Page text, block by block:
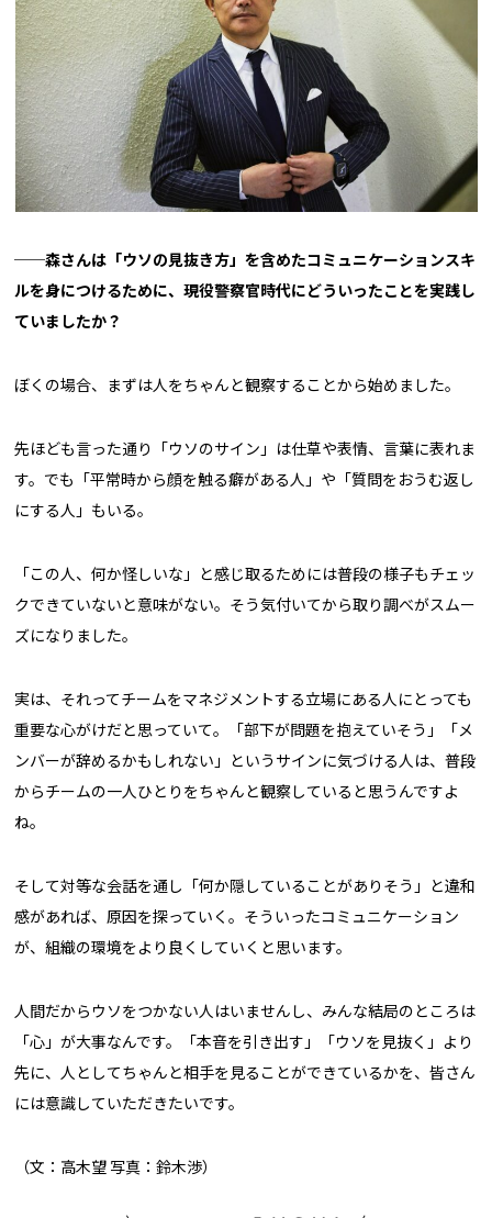
──森さんは「ウソの見抜き方」を含めたコミュニケーションスキ
ルを身につけるために、現役警察官時代にどういったことを実践し
ていましたか？
ぼくの場合、まずは人をちゃんと観察することから始めました。
先ほども言った通り「ウソのサイン」は仕草や表情、言葉に表れま
す。でも「平常時から顔を触る癖がある人」や「質問をおうむ返し
にする人」もいる。
「この人、何か怪しいな」と感じ取るためには普段の様子もチェッ
クできていないと意味がない。そう気付いてから取り調べがスムー
ズになりました。
実は、それってチームをマネジメントする立場にある人にとっても
重要な心がけだと思っていて。「部下が問題を抱えていそう」「メ
ンバーが辞めるかもしれない」というサインに気づける人は、普段
からチームの一人ひとりをちゃんと観察していると思うんですよ
ね。
そして対等な会話を通し「何か隠していることがありそう」と違和
感があれば、原因を探っていく。そういったコミュニケーション
が、組織の環境をより良くしていくと思います。
人間だからウソをつかない人はいませんし、みんな結局のところは
「心」が大事なんです。「本音を引き出す」「ウソを見抜く」より
先に、人としてちゃんと相手を見ることができているかを、皆さん
には意識していただきたいです。
（文：高木望 写真：鈴木渉）